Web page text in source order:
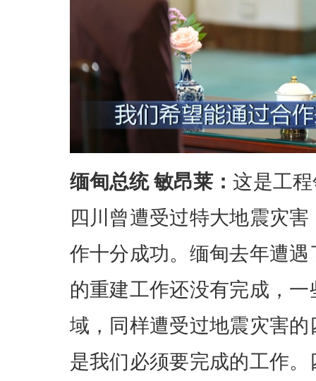
缅甸总统 敏昂莱：这是工
四川曾遭受过特大地震灾
作十分成功。缅甸去年遭
的重建工作还没有完成，
域，同样遭受过地震灾害
是我们必须要完成的工作